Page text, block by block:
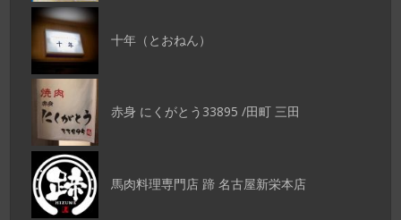
十年（とおねん）
赤身 にくがとう33895 /田町 三田
馬肉料理専門店 蹄 名古屋新栄本店